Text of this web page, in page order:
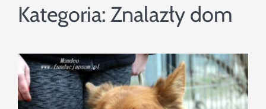
Kategoria: Znalazły dom